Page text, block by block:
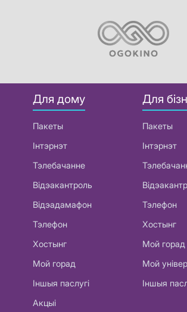
Для дому
Пакеты
Інтэрнэт
Тэлебачанне
Відэакантроль
Відэадамафон
Тэлефон
Хостынг
Мой горад
Іншыя паслугі
Акцыі
Для
Пакеты
Інтэрнэт
Тэлефон
Хостынг
Мой горад
Мой
Іншыя